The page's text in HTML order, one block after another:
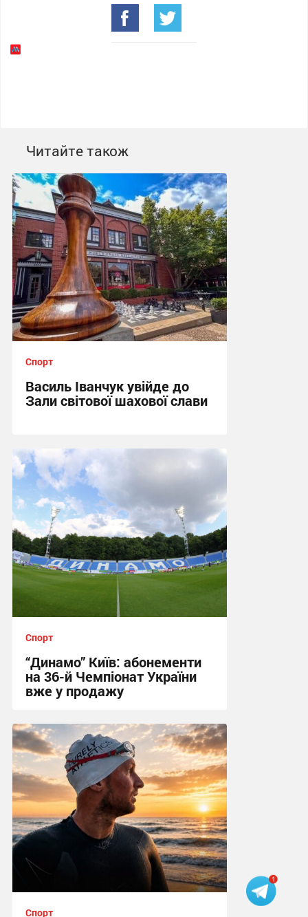
Читайте також
Спорт
Василь Іванчук увійде до
Зали світової шахової слави
22:05, 6.08.2026
Спорт
“Динамо” Київ: абонементи
на 36-й Чемпіонат України
вже у продажу
01:37, 6.08.2026
Спорт